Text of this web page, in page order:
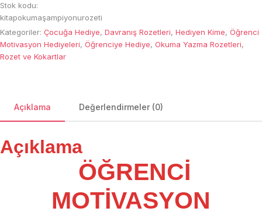
Rozeti
adet
Stok kodu:
kitapokumaşampiyonurozeti
Kategoriler: Çocuğa Hediye, Davranış Rozetleri, Hediyen Kime, Öğrenci
Motivasyon Hediyeleri, Öğrenciye Hediye, Okuma Yazma Rozetleri,
Rozet ve Kokartlar
Açıklama Değerlendirmeler (0)
Açıklama
ÖĞRENCİ
MOTİVASYON